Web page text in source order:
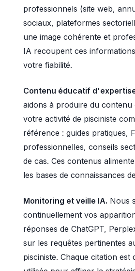
professionnels (site web,
sociaux, plateformes
une image cohérente et
IA recoupent ces
votre fiabilité.
Contenu éducatif
aidons à produire du contenu
votre activité de pisciniste
référence : guides pratiques,
professionnelles, conseils
de cas. Ces contenus
les bases de connaissances
Monitoring et veille IA. Nous
continuellement vos
réponses de ChatGPT,
sur les requêtes pertinentes
pisciniste. Chaque citation est